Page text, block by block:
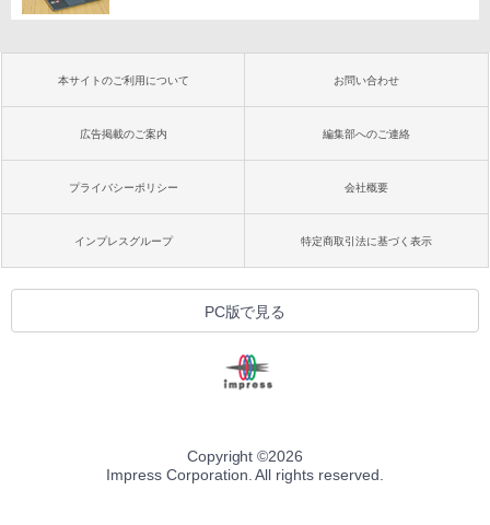
本サイトのご利用について お問い合わせ
広告掲載のご案内 編集部へのご連絡
プライバシーポリシー 会社概要
インプレスグループ 特定商取引法に基づく表示
PC版で見る
Copyright ©2026
Impress Corporation. All rights reserved.